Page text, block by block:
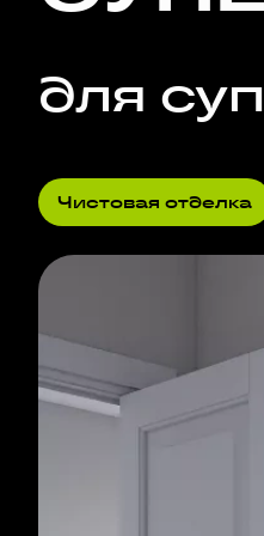
для
Чистовая отделка